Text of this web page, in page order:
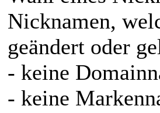
Nicknamen,
geändert oder
- keine
- keine